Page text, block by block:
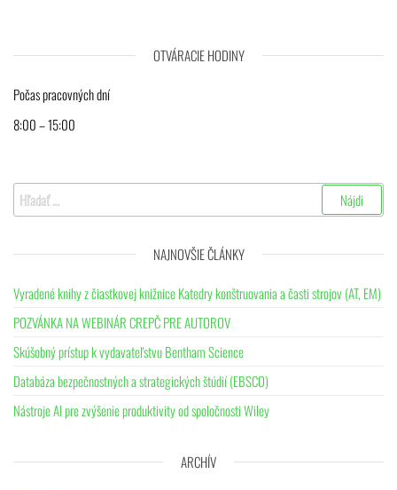
OTVÁRACIE HODINY
Počas pracovných dní
8:00 – 15:00
Hľadať:
NAJNOVŠIE ČLÁNKY
Vyradené knihy z čiastkovej knižnice Katedry konštruovania a časti strojov (AT, EM)
POZVÁNKA NA WEBINÁR CREPČ PRE AUTOROV
Skúšobný prístup k vydavateľstvu Bentham Science
Databáza bezpečnostných a strategických štúdií (EBSCO)
Nástroje AI pre zvýšenie produktivity od spoločnosti Wiley
ARCHÍV